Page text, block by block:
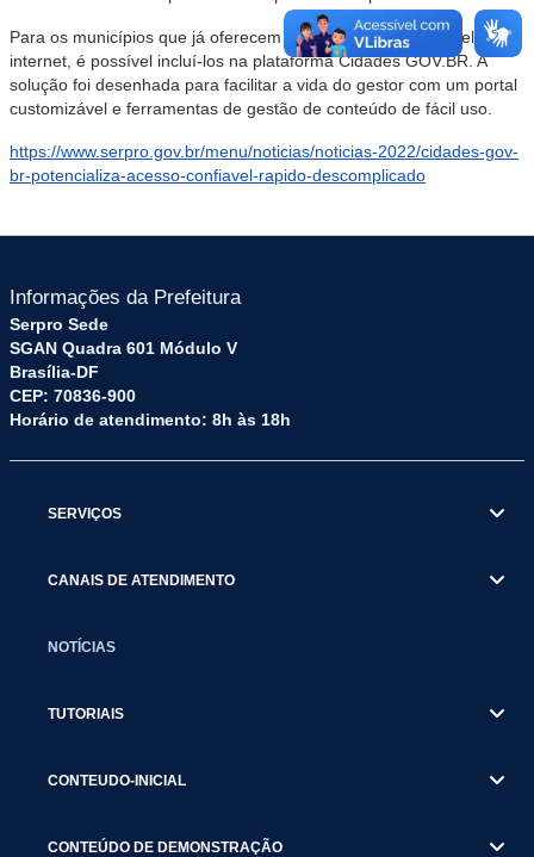
Para os municípios que já oferecem algum tipo de serviço pela
internet, é possível incluí-los na plataforma Cidades GOV.BR. A
solução foi desenhada para facilitar a vida do gestor com um portal
customizável e ferramentas de gestão de conteúdo de fácil uso.
https://www.serpro.gov.br/menu/noticias/noticias-2022/cidades-gov-
br-potencializa-acesso-confiavel-rapido-descomplicado
Informações da Prefeitura
Serpro Sede
SGAN Quadra 601 Módulo V
Brasília-DF
CEP: 70836-900
Horário de atendimento: 8h às 18h
SERVIÇOS
CANAIS DE ATENDIMENTO
NOTÍCIAS
TUTORIAIS
CONTEUDO-INICIAL
CONTEÚDO DE DEMONSTRAÇÃO